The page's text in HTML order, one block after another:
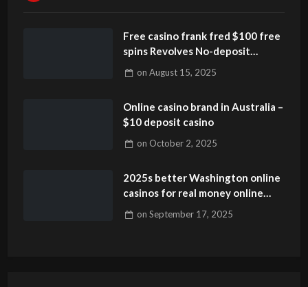
Free casino frank fred $100 free
spins Revolves No-deposit
United kingdom Offers UKGC
on August 15, 2025
Online casino brand in Australia –
$10 deposit casino
on October 2, 2025
2025s better Washington online
casinos for real money online
ChachaBet casino login game
on September 17, 2025